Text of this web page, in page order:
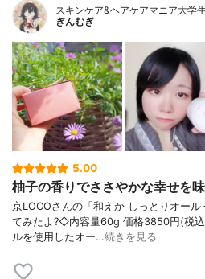
スキンケア&ヘアケアマニア大学生
ぎんむぎ
5.00
柚子の香りでささやかな幸せを
京LOCOさんの「和えか しっとりオー
てみたよ?◇内容量60g 価格3850円(税
ルを使用したオー…続きを見る